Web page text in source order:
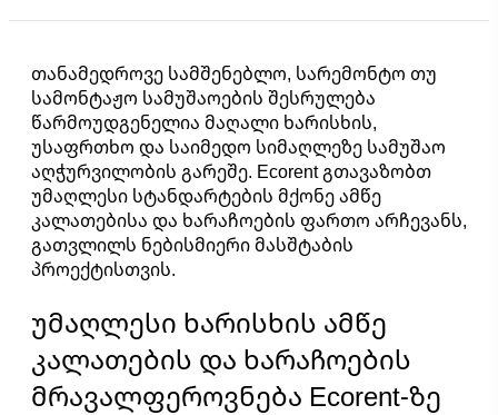
თანამედროვე სამშენებლო, სარემონტო თუ
სამონტაჟო სამუშაოების შესრულება
წარმოუდგენელია მაღალი ხარისხის,
უსაფრთხო და საიმედო სიმაღლეზე სამუშაო
აღჭურვილობის გარეშე. Ecorent გთავაზობთ
უმაღლესი სტანდარტების მქონე ამწე
კალათებისა და ხარაჩოების ფართო არჩევანს,
გათვლილს ნებისმიერი მასშტაბის
პროექტისთვის.
უმაღლესი ხარისხის ამწე
კალათების და ხარაჩოების
მრავალფეროვნება Ecorent-ზე